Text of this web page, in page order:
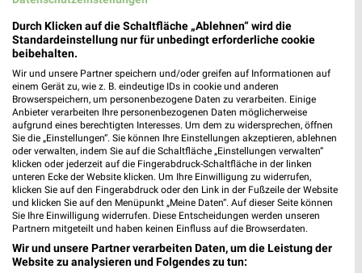
223,92 km
Adenauerallee 1
30175 Hannover
Heute 09:00 - 18:30 Uhr | Geöffnet
246,95 km
ISE-TOUR Gifhorn
Bromer Straße 4
38518 Gifhorn
195,28 km
Durch Klicken auf die Schaltfläche „Ablehnen“ wird die
Standardeinstellung nur für unbedingt erforderliche cookie
beibehalten.
Wir und unsere Partner speichern und/oder greifen auf Informationen auf
einem Gerät zu, wie z. B. eindeutige IDs in cookie und anderen
Browserspeichern, um personenbezogene Daten zu verarbeiten. Einige
Anbieter verarbeiten Ihre personenbezogenen Daten möglicherweise
aufgrund eines berechtigten Interesses. Um dem zu widersprechen, öffnen
Sie die „Einstellungen“. Sie können Ihre Einstellungen akzeptieren, ablehnen
oder verwalten, indem Sie auf die Schaltfläche „Einstellungen verwalten“
klicken oder jederzeit auf die Fingerabdruck-Schaltfläche in der linken
unteren Ecke der Website klicken. Um Ihre Einwilligung zu widerrufen,
klicken Sie auf den Fingerabdruck oder den Link in der Fußzeile der Website
und klicken Sie auf den Menüpunkt „Meine Daten“. Auf dieser Seite können
Sie Ihre Einwilligung widerrufen. Diese Entscheidungen werden unseren
Partnern mitgeteilt und haben keinen Einfluss auf die Browserdaten.
Wir und unsere Partner verarbeiten Daten, um die Leistung der
Website zu analysieren und Folgendes zu tun: